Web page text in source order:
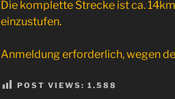
Die komplette Strecke ist ca.
einzustufen.
Anmeldung erforderlich, wegen
POST VIEWS: 1.588